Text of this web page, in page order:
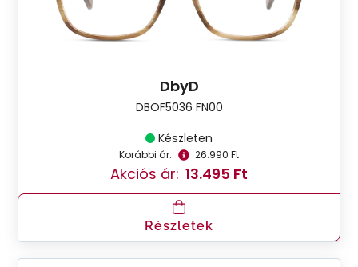
DbyD
DBOF5036 FN00
Készleten
Korábbi ár: 26.990 Ft
Akciós ár: 13.495 Ft
Részletek